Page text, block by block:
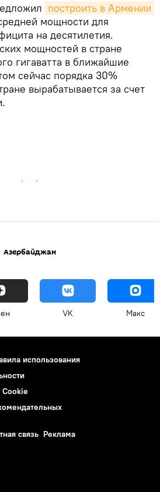
построить в Армении
мощности для
на десятилетия.
мощностей в стране
гигаватта в ближайшие
сейчас порядка 30%
вырабатывается за счет
Азербайджан
VK Макс
использования
Cookie
связь Реклама